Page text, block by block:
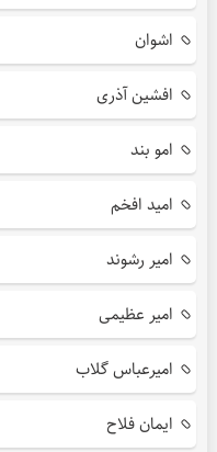
اشوان
افشین آذری
امو بند
امید افخم
امیر رشوند
امیر عظیمی
امیرعباس گلاب
ایمان فلاح